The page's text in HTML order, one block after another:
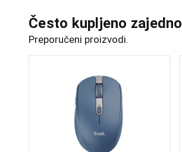
Često kupljeno zajedno
Preporučeni proizvodi.